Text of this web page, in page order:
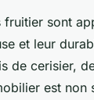
fruitier sont
et leur
de cerisier,
est non